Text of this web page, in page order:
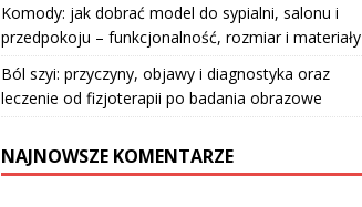
Komody: jak dobrać model do sypialni, salonu i
przedpokoju – funkcjonalność, rozmiar i materiały
Ból szyi: przyczyny, objawy i diagnostyka oraz
leczenie od fizjoterapii po badania obrazowe
NAJNOWSZE KOMENTARZE